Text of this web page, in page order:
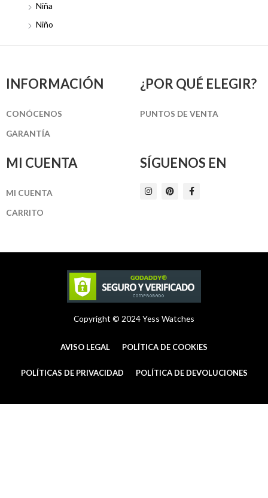
Niña
Niño
INFORMACIÓN
CONÓCENOS
GARANTÍA
¿POR QUÉ ELEGIR?
PUNTOS DE VENTA
MI CUENTA
MI CUENTA
CARRITO
SÍGUENOS EN
I
n
m
P
i
t
F
a
-
Copyright © 2024 Yess Watches
AVISO LEGAL POLÍTICA DE COOKIES
POLÍTICAS DE PRIVACIDAD POLÍTICA DE DEVOLUCIONES